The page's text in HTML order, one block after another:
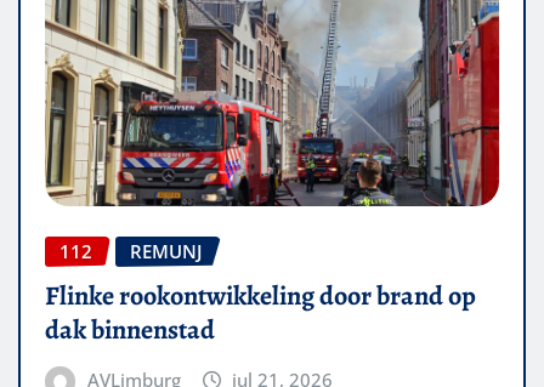
112 REMUNJ
Flinke rookontwikkeling door brand op
dak binnenstad
AVLimburg jul 21, 2026